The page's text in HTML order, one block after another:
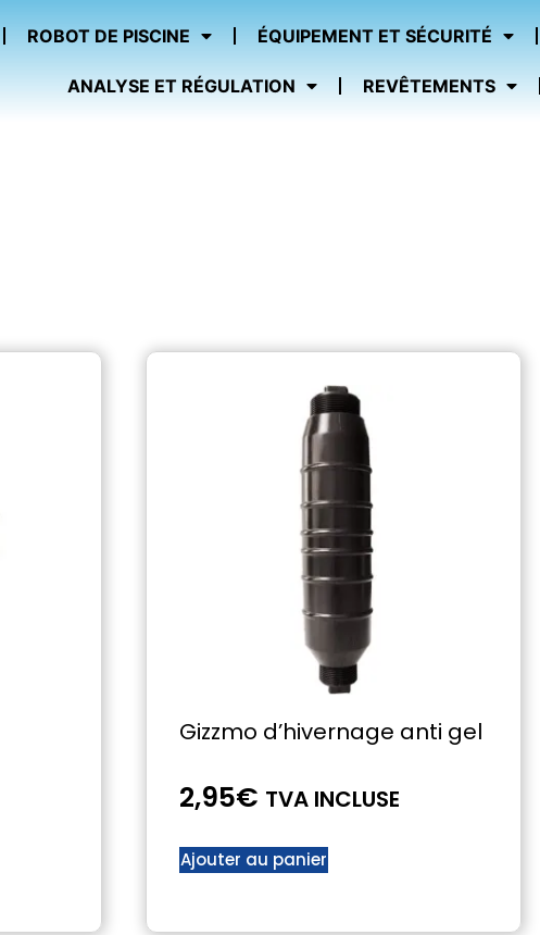
ROBOT DE PISCINE ÉQUIPEMENT ET SÉCURITÉ
ANALYSE ET RÉGULATION REVÊTEMENTS
Gizzmo d’hivernage anti gel
2,95€ TVA INCLUSE
Ajouter au panier